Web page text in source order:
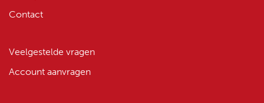
Contact
Veelgestelde vragen
Account aanvragen